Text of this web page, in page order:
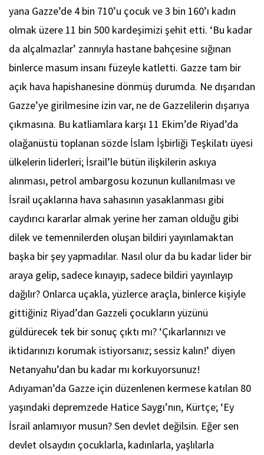
yana Gazze’de 4 bin 710’u çocuk ve 3 bin 160’ı kadın
olmak üzere 11 bin 500 kardeşimizi şehit etti. ‘Bu kadar
da alçalmazlar’ zannıyla hastane bahçesine sığınan
binlerce masum insanı füzeyle katletti. Gazze tam bir
açık hava hapishanesine dönmüş durumda. Ne dışarıdan
Gazze’ye girilmesine izin var, ne de Gazzelilerin dışarıya
çıkmasına. Bu katliamlara karşı 11 Ekim’de Riyad’da
olağanüstü toplanan sözde İslam İşbirliği Teşkilatı üyesi
ülkelerin liderleri; İsrail’le bütün ilişkilerin askıya
alınması, petrol ambargosu kozunun kullanılması ve
İsrail uçaklarına hava sahasının yasaklanması gibi
caydırıcı kararlar almak yerine her zaman olduğu gibi
dilek ve temennilerden oluşan bildiri yayınlamaktan
başka bir şey yapmadılar. Nasıl olur da bu kadar lider bir
araya gelip, sadece kınayıp, sadece bildiri yayınlayıp
dağılır? Onlarca uçakla, yüzlerce araçla, binlerce kişiyle
gittiğiniz Riyad’dan Gazzeli çocukların yüzünü
güldürecek tek bir sonuç çıktı mı? ‘Çıkarlarınızı ve
iktidarınızı korumak istiyorsanız; sessiz kalın!’ diyen
Netanyahu’dan bu kadar mı korkuyorsunuz!
Adıyaman’da Gazze için düzenlenen kermese katılan 80
yaşındaki depremzede Hatice Saygı’nın, Kürtçe; ‘Ey
İsrail anlamıyor musun? Sen devlet değilsin. Eğer sen
devlet olsaydın çocuklarla, kadınlarla, yaşlılarla